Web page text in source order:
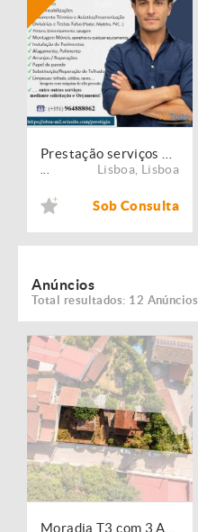
Lisboa Lisboa
Sob Consulta
Anúncios
Total resultados: 12 Anúncios